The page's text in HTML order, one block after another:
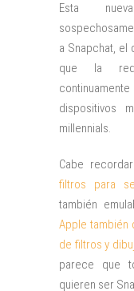
Esta
a Snapchat, el
que la red
dispositivos
millennials.
Cabe
filtros para
también
Apple también
de filtros y
parece que
quieren ser